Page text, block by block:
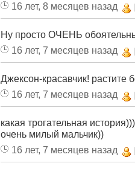
16 лет, 8 месяцев назад
Ну просто ОЧЕНЬ
16 лет, 7 месяцев назад
Джексон-красавчик!
16 лет, 7 месяцев назад
какая трогательная история)))
очень милый мальчик))
16 лет, 7 месяцев назад